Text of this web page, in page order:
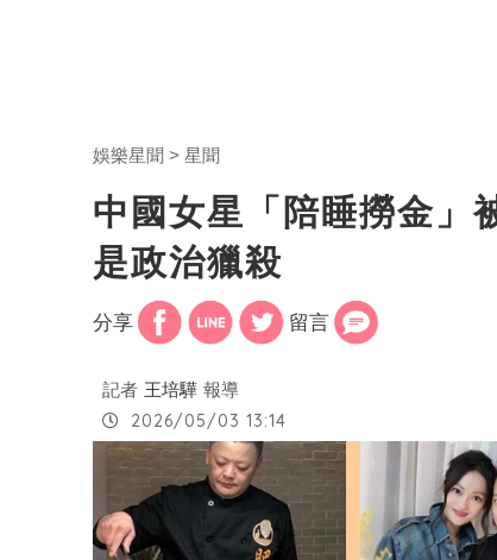
娛樂星聞 星聞
中國女星「陪睡撈金
是政治獵殺
分享 留言
記者 王培驊 報導
2026/05/03 13:14